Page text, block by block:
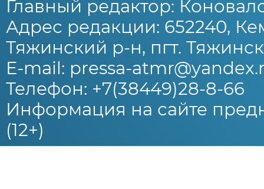
Главный редактор:
Адрес редакции: 652240,
Тяжинский р-н, пгт.
E-mail: pressa-
Телефон: +7(38449)28-8-66
Информация на сайте
(12+)